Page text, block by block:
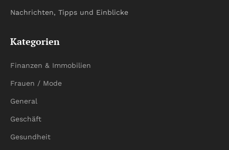
Nachrichten, Tipps und Einblicke
Kategorien
Finanzen & Immobilien
Frauen / Mode
General
Geschäft
Gesundheit